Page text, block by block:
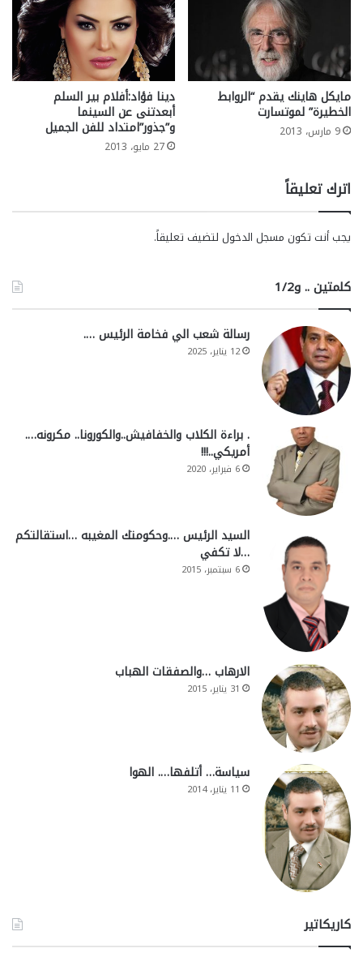
مايكل هاينك يقدم “الروابط
الخطيرة” لموتسارت
9 مارس، 2013
دينا فؤاد:أفلام بير السلم
أبعدتنى عن السينما
و”جذور”امتداد للفن الجميل
27 مايو، 2013
اترك تعليقاً
يجب أنت تكون مسجل الدخول لتضيف تعليقاً.
كلمتين .. و1/2
رسالة شعب الي فخامة الرئيس ….
12 يناير، 2025
. براءة الكلاب والخفافيش..والكورونا.. مكرونه….
أمريكي..!!!
6 فبراير، 2020
السيد الرئيس ….وحكومتك المغيبه …استقالتكم
…لا تكفي
6 سبتمبر، 2015
الارهاب …والصفقات الهباب
31 يناير، 2015
سياسة… أتلفها…. الهوا
11 يناير، 2014
كاريكاتير